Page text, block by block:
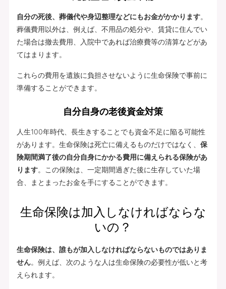
自分の死後、葬儀代や身辺整理などにもお金がかかります。
葬儀費用以外は、例えば、不用品の処分や、賃貸に住んでい
た場合は撤去費用、入院中であれば治療費等の清算などがあ
てはまります。
これらの費用を遺族に負担させないように生命保険で事前に
準備することができます。
自分自身の老後資金対策
人生100年時代、長生きすることでも資金不足に陥る可能性
があります。生命保険は死亡に備えるものだけではなく、 保
険期間満了後の自分自身にかかる費用に備えられる保険があ
ります。この保険は、一定期間過ぎた後に生存していた場
合、まとまったお金を手にすることができます。
生命保険は加入しなければならな
いの？
生命保険は、誰もが加入しなければならないものではありま
せん。例えば、次のような人は生命保険の必要性が低いと考
えられます。